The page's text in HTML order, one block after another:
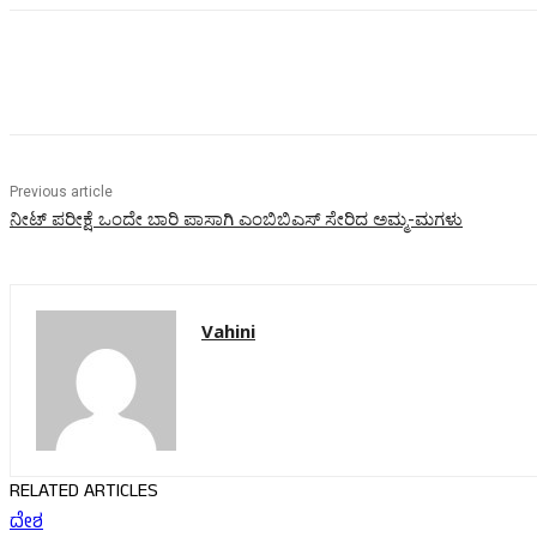
Previous article
ನೀಟ್ ಪರೀಕ್ಷೆ ಒಂದೇ ಬಾರಿ ಪಾಸಾಗಿ ಎಂಬಿಬಿಎಸ್ ಸೇರಿದ ಅಮ್ಮ-ಮಗಳು
Vahini
RELATED ARTICLES
ದೇಶ